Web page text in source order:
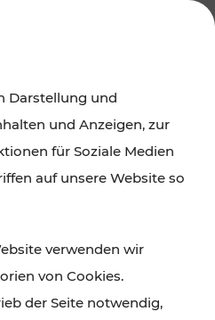
zu Fahrplanänderungen,
Darstellung und
und Anzeigen, zur
für Soziale Medien
auf unsere Website so
verwenden wir
von Cookies.
der Seite notwendig,